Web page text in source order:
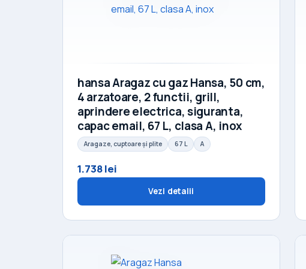
hansa Aragaz cu gaz Hansa, 50 cm,
4 arzatoare, 2 functii, grill,
aprindere electrica, siguranta,
capac email, 67 L, clasa A, inox
Aragaze, cuptoare și plite 67 L A
1.738 lei
Vezi detalii